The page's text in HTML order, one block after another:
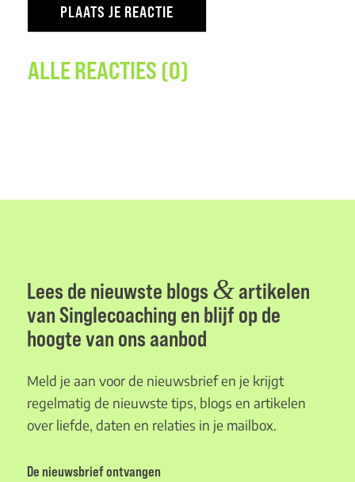
ALLE REACTIES (0)
Lees de nieuwste blogs &artikelen
van Singlecoaching en blijf op de
hoogte van ons aanbod
Meld je aan voor de nieuwsbrief en je krijgt
regelmatig de nieuwste tips, blogs en artikelen
over liefde, daten en relaties in je mailbox.
De nieuwsbrief ontvangen